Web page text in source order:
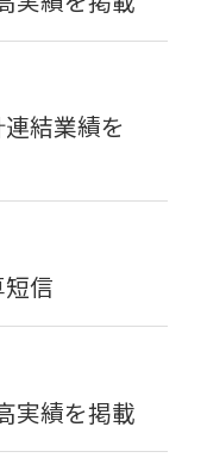
結業績を
信
実績を掲載